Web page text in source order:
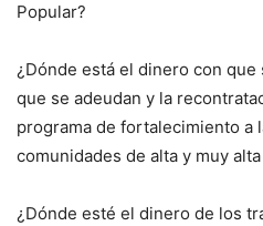
Popular?
¿Dónde está el dinero con
que se adeudan y la
programa de fortalecimiento a
comunidades de alta y muy
¿Dónde esté el dinero de los